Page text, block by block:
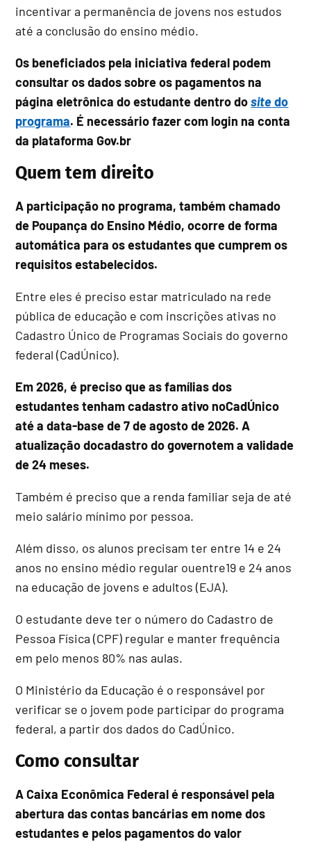
incentivar a permanência de jovens nos estudos
até a conclusão do ensino médio.
Os beneficiados pela iniciativa federal podem
consultar os dados sobre os pagamentos na
página eletrônica do estudante dentro dositedo
programa. É necessário fazer com login na conta
da plataforma Gov.br
Quem tem direito
A participação no programa, também chamado
de Poupança do Ensino Médio, ocorre de forma
automática para os estudantes que cumprem os
requisitos estabelecidos.
Entre eles é preciso estar matriculado na rede
pública de educação e com inscrições ativas no
Cadastro Único de Programas Sociais do governo
federal (CadÚnico).
Em 2026, é preciso que as famílias dos
estudantes tenham cadastro ativo noCadÚnico
até a data-base de 7 de agosto de 2026. A
atualização docadastro do governotem a validade
de 24 meses.
Também é preciso que a renda familiar seja de até
meio salário mínimo por pessoa.
Além disso, os alunos precisam ter entre 14 e 24
anos no ensino médio regular ouentre19 e 24 anos
na educação de jovens e adultos (EJA).
O estudante deve ter o número do Cadastro de
Pessoa Física (CPF) regular e manter frequência
em pelo menos 80% nas aulas.
O Ministério da Educação é o responsável por
verificar se o jovem pode participar do programa
federal, a partir dos dados do CadÚnico.
Como consultar
A Caixa Econômica Federal é responsável pela
abertura das contas bancárias em nome dos
estudantes e pelos pagamentos do valor